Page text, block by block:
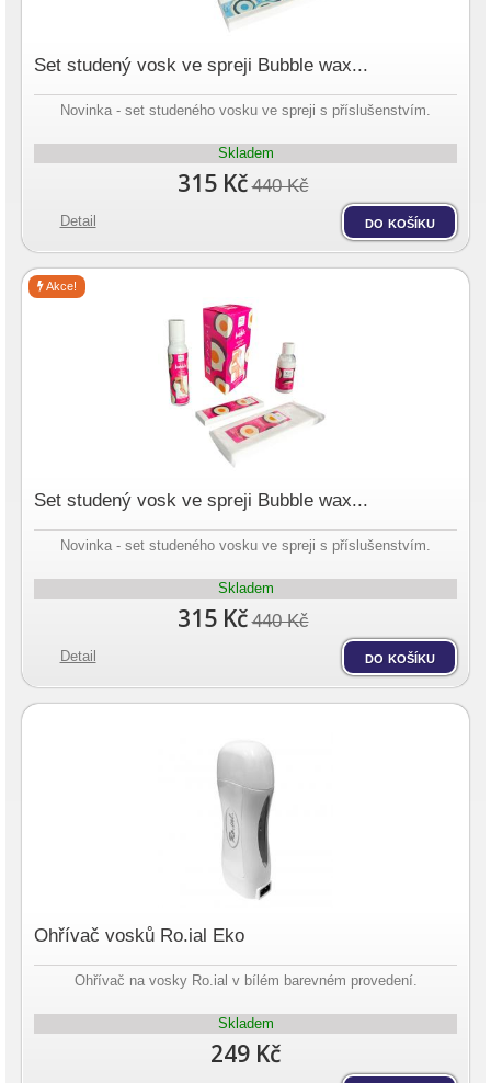
Set studený vosk ve spreji Bubble wax...
Novinka - set studeného vosku ve spreji s příslušenstvím.
Skladem
315 Kč 440 Kč
Detail do košíku
Set studený vosk ve spreji Bubble wax...
Novinka - set studeného vosku ve spreji s příslušenstvím.
Skladem
315 Kč 440 Kč
Akce!
Detail do košíku
Ohřívač vosků Ro.ial Eko
Ohřívač na vosky Ro.ial v bílém barevném provedení.
Skladem
249 Kč